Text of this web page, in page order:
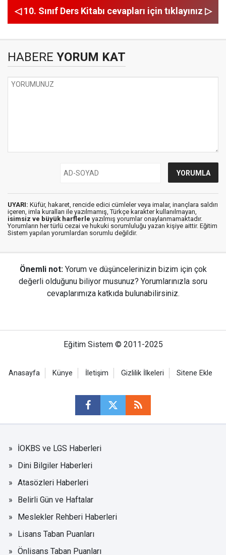
◁ 10. Sınıf Ders Kitabı cevapları için tıklayınız ▷
HABERE YORUM KAT
UYARI: Küfür, hakaret, rencide edici cümleler veya imalar, inançlara saldırı
içeren, imla kuralları ile yazılmamış, Türkçe karakter kullanılmayan,
isimsiz ve büyük harflerle yazılmış yorumlar onaylanmamaktadır.
Yorumların her türlü cezai ve hukuki sorumluluğu yazan kişiye aittir. Eğitim
Sistem yapılan yorumlardan sorumlu değildir.
Önemli not: Yorum ve düşüncelerinizin bizim için çok
değerli olduğunu biliyor musunuz? Yorumlarınızla soru
cevaplarımıza katkıda bulunabilirsiniz.
Eğitim Sistem © 2011-2025
Anasayfa Künye İletişim Gizlilik İlkeleri Sitene Ekle
İOKBS ve LGS Haberleri
Dini Bilgiler Haberleri
Atasözleri Haberleri
Belirli Gün ve Haftalar
Meslekler Rehberi Haberleri
Lisans Taban Puanları
Önlisans Taban Puanları